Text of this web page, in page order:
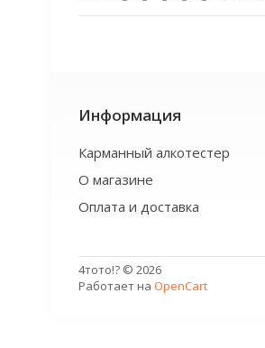
Информация
Карманный алкотестер
О магазине
Оплата и доставка
4тото!? © 2026
Работает на OpenCart